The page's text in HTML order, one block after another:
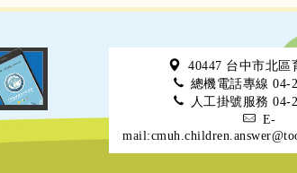
40447 台中市北區
總機電話專線 04-
人工掛號服務 04-
E-